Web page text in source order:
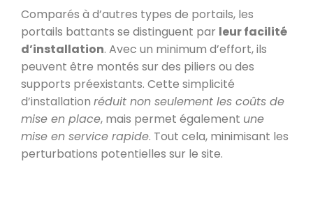
Comparés à d’autres types de portails, les
portails battants se distinguent par leur facilité
d’installation. Avec un minimum d’effort, ils
peuvent être montés sur des piliers ou des
supports préexistants. Cette simplicité
d’installation réduit non seulement les coûts de
mise en place, mais permet également une
mise en service rapide. Tout cela, minimisant les
perturbations potentielles sur le site.